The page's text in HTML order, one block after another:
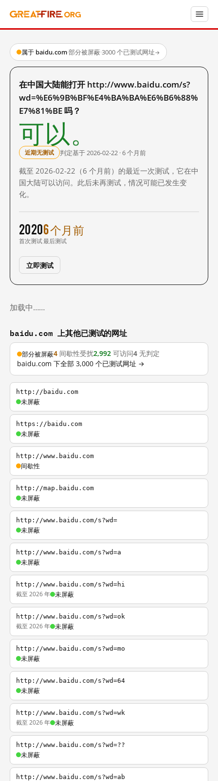
属于 baidu.com·部分被屏蔽·3000 个已测试网址→
在中国大陆能打开 http://www.baidu.com/s?
wd=%E6%9B%BF%E4%BA%BA%E6%B6%88%
E7%81%BE 吗？
可以。
近期无测试 判定基于 2026-02-22 · 6 个月前
截至 2026-02-22（6 个月前）的最近一次测试，它在中
国大陆可以访问。此后未再测试，情况可能已发生变
化。
2020
首次测试
6 个月前
最后测试
立即测试
加载中……
baidu.com 上其他已测试的网址
部分被屏蔽4 间歇性受扰2,992 可访问4 无判定
baidu.com 下全部 3,000 个已测试网址 →
http://baidu.com
未屏蔽
https://baidu.com
未屏蔽
http://www.baidu.com
间歇性
http://map.baidu.com
未屏蔽
http://www.baidu.com/s?wd=
未屏蔽
http://www.baidu.com/s?wd=a
未屏蔽
http://www.baidu.com/s?wd=hi
截至 2026 年 未屏蔽
http://www.baidu.com/s?wd=ok
截至 2026 年 未屏蔽
http://www.baidu.com/s?wd=mo
未屏蔽
http://www.baidu.com/s?wd=64
未屏蔽
http://www.baidu.com/s?wd=wk
截至 2026 年 未屏蔽
http://www.baidu.com/s?wd=??
未屏蔽
http://www.baidu.com/s?wd=ab